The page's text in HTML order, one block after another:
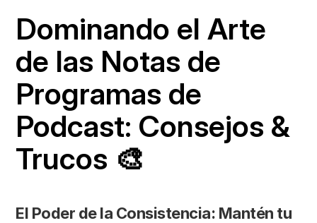
Dominando el Arte
de las Notas de
Programas de
Podcast: Consejos &
Trucos 🎨
El Poder de la Consistencia: Mantén tu